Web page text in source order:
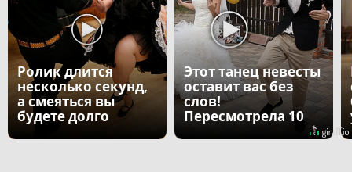
Ролик длится
несколько секунд,
а смеяться вы
будете долго
Этот танец невесты
оставит вас без
слов!
Пересмотрела 10